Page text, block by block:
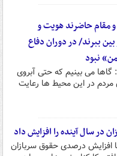
مقام حاضرند هویت و
ببرند/ در دوران دفاع
نبود
می بینیم که حتی آبروی
مردم در این محیط ها رعایت
در سال آینده را افزایش داد
افزایش درصدی حقوق سربازان